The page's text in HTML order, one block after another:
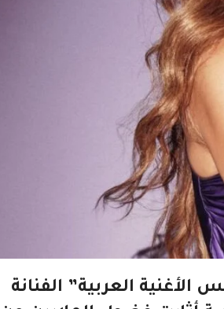
العربية” الفنانة